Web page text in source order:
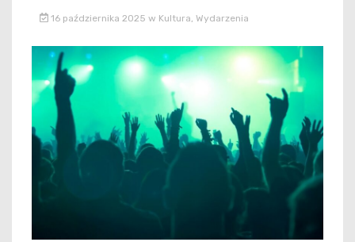
16 października 2025 w Kultura Wydarzenia